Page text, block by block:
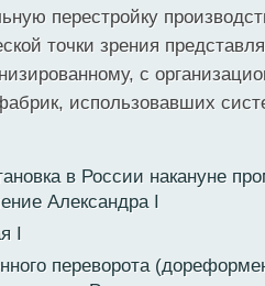
перестройку
точки зрения
с
использовавших
в России накануне
Александра I
I
переворота